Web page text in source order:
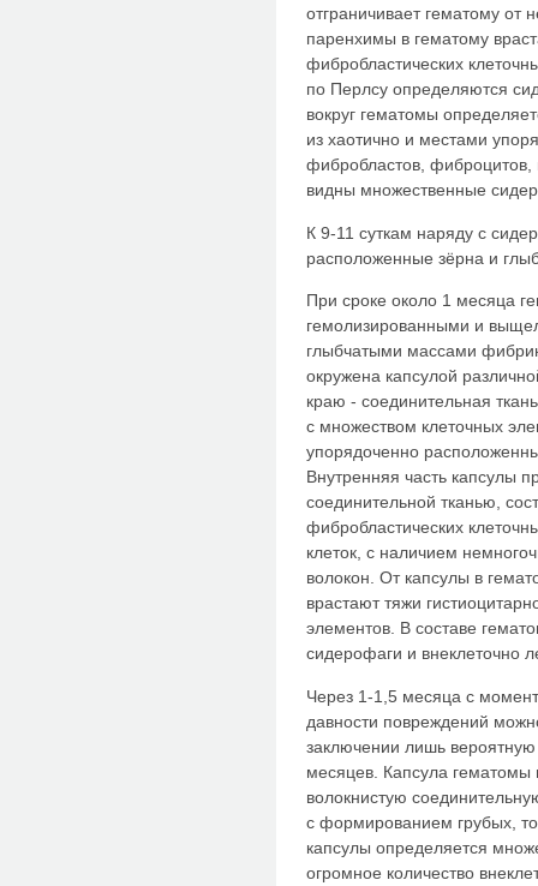
отграничивает гематому от
паренхимы в гематому
фибробластических
по Перлсу определяются
вокруг гематомы
из хаотично и местами
фибробластов, фиброцитов,
видны множественные
К 9-11 суткам наряду с
расположенные зёрна и
При сроке около 1 месяца
гемолизированными и
глыбчатыми массами
окружена капсулой
краю - соединительная
с множеством клеточных
упорядоченно
Внутренняя часть капсулы
соединительной тканью,
фибробластических
клеток, с наличием
волокон. От капсулы в
врастают тяжи
элементов. В составе
сидерофаги и внеклеточно
Через 1-1,5 месяца с
давности повреждений
заключении лишь
месяцев. Капсула
волокнистую
с формированием грубых,
капсулы определяется
огромное количество